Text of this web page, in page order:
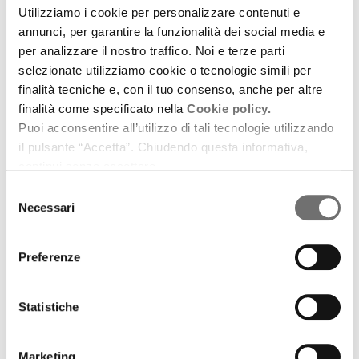
Utilizziamo i cookie per personalizzare contenuti e
annunci, per garantire la funzionalità dei social media e
per analizzare il nostro traffico. Noi e terze parti
selezionate utilizziamo cookie o tecnologie simili per
finalità tecniche e, con il tuo consenso, anche per altre
finalità come specificato nella Cookie policy.
Puoi acconsentire all’utilizzo di tali tecnologie utilizzando
il pulsante “Accetta”. Chiudendo questa informativa,
delNecessari
Preferenze
Statistiche
Marketing
Paesaggio dell'anima
Nelle sonate di Corelli la meraviglia del creato
24 gennaio 2015
Un viaggio in regione attraverso la musica
downloadPodcast